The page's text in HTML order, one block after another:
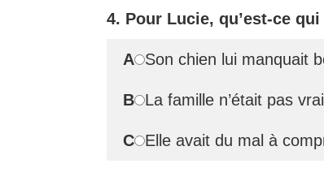
4. Pour Lucie, qu’est-ce
A Son chien lui manquait
B La famille n’était pas
C Elle avait du mal à